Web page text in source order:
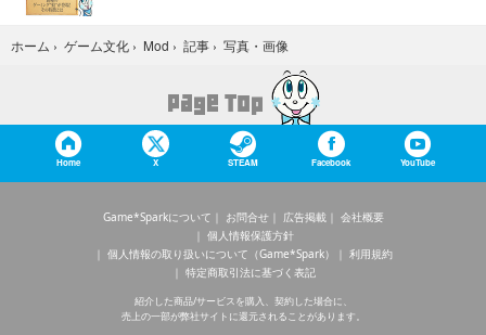
ホーム › ゲーム文化 › Mod › 記事 › 写真・画像
Home X STEAM Facebook YouTube
Game*Sparkについて お問合せ 広告掲載
会社概要
個人情報保護方針
個人情報の取り扱いについて（Game*Spark）
利用規約
特定商取引法に基づく表記
紹介した商品/サービスを購入、契約した場合に、
売上の一部が弊社サイトに還元されることがあります。